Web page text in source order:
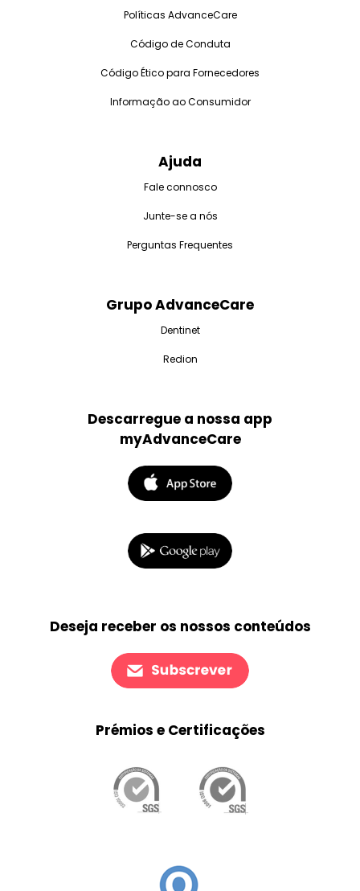
Políticas AdvanceCare
Código de Conduta
Código Ético para Fornecedores
Informação ao Consumidor
Ajuda
Fale connosco
Junte-se a nós
Perguntas Frequentes
Grupo AdvanceCare
Dentinet
Redion
Descarregue a nossa app
myAdvanceCare
Deseja receber os nossos conteúdos
Prémios e Certificações